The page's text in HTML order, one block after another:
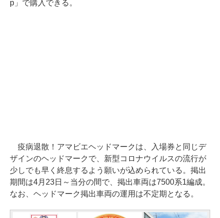
p」で購入できる。
疫病退散！アマビエヘッドマークは、入場券と同じデ
ザインのヘッドマークで、新型コロナウイルスの流行が
少しでも早く終息するよう願いが込められている。掲出
期間は4月23日～当分の間で、掲出車両は7500系1編成。
なお、ヘッドマーク掲出車両の運用は不定期となる。